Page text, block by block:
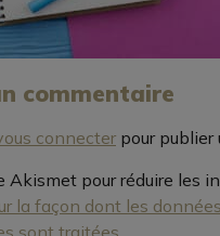
commentaire
connecter pour publier
Akismet pour réduire les
la façon dont les
sont traitées